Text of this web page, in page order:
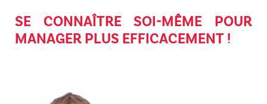
SE CONNAÎTRE SOI-MÊME POUR
MANAGER PLUS EFFICACEMENT !